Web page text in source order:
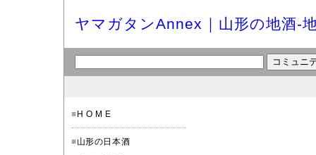
ヤマガタンAnnex｜山形の地酒-
■ H O M E
■山形の日本酒